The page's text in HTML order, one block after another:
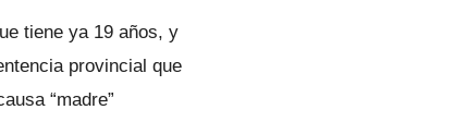
tiene ya 19 años, y
provincial que
“madre”